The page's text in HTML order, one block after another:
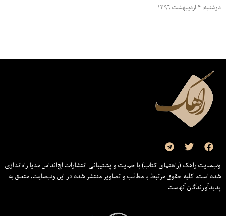
دوشنبه، ۴ اردیبهشت ۱۳۹۶
وب‌سایت راهک (راهنمای کتاب) با حمایت و پشتیبانی انتشارات اچ‌اند‌اس مدیا راه‌اندازی
شده است. کلیه حقوق مرتبط با مطالب و تصاویر منتشر شده در این وب‌سایت، متعلق به
پدیدآورندگان آنهاست